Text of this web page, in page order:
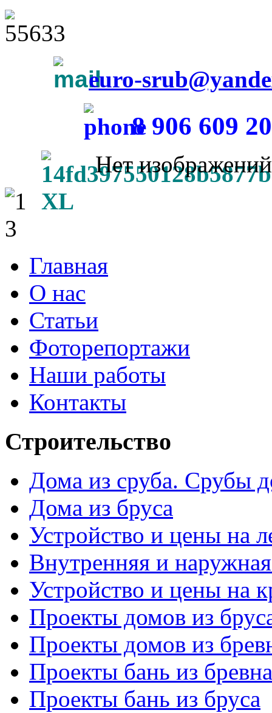
euro-
8 906 609
Нет изображений
Главная
О нас
Статьи
Фоторепортажи
Наши работы
Контакты
Строительство
Дома из сруба. Срубы
Дома из бруса
Устройство и цены на
Внутренняя и
Устройство и цены на
Проекты домов из
Проекты домов из
Проекты бань из бревна
Проекты бань из бруса